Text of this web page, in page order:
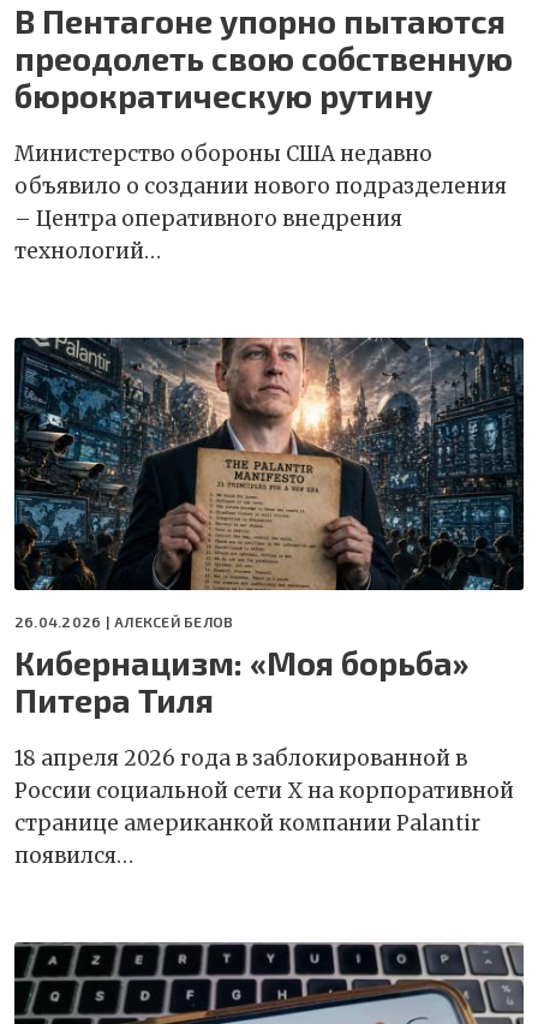
В Пентагоне упорно пытаются
преодолеть свою собственную
бюрократическую рутину
Министерство обороны США недавно
объявило о создании нового подразделения
– Центра оперативного внедрения
технологий…
26.04.2026 |АЛЕКСЕЙ БЕЛОВ
Кибернацизм: «Моя борьба»
Питера Тиля
18 апреля 2026 года в заблокированной в
России социальной сети Х на корпоративной
странице американкой компании Palantir
появился…